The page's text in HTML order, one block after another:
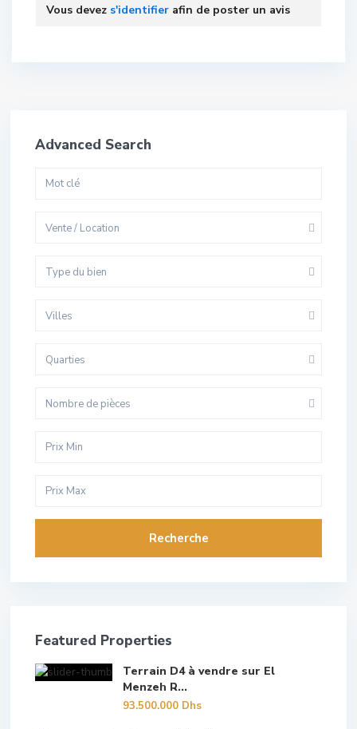
Vous devez s'identifier afin de poster un avis
Advanced Search
Vente / Location
Type du bien
Villes
Quarties
Nombre de pièces
Recherche
Featured Properties
Terrain D4 à vendre sur El
Menzeh R...
93.500.000 Dhs